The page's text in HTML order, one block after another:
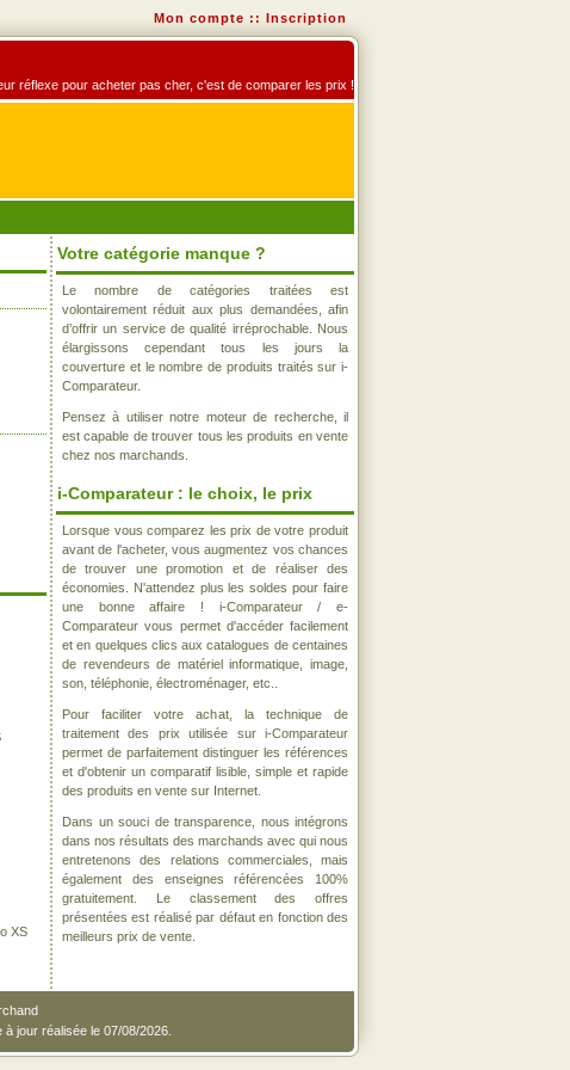
Mon compte :: Inscription
réflexe pour acheter pas cher, c'est de comparer les prix !
XS
Votre catégorie manque ?
Le nombre de catégories traitées est
volontairement réduit aux plus demandées, afin
d’offrir un service de qualité irréprochable. Nous
élargissons cependant tous les jours la
couverture et le nombre de produits traités sur i-
Comparateur.
Pensez à utiliser notre moteur de recherche, il
est capable de trouver tous les produits en vente
chez nos marchands.
i-Comparateur : le choix, le prix
Lorsque vous comparez les prix de votre produit
avant de l'acheter, vous augmentez vos chances
de trouver une promotion et de réaliser des
économies. N'attendez plus les soldes pour faire
une bonne affaire ! i-Comparateur / e-
Comparateur vous permet d'accéder facilement
et en quelques clics aux catalogues de centaines
de revendeurs de matériel informatique, image,
son, téléphonie, électroménager, etc..
Pour faciliter votre achat, la technique de
traitement des prix utilisée sur i-Comparateur
permet de parfaitement distinguer les références
et d'obtenir un comparatif lisible, simple et rapide
des produits en vente sur Internet.
Dans un souci de transparence, nous intégrons
dans nos résultats des marchands avec qui nous
entretenons des relations commerciales, mais
également des enseignes référencées 100%
gratuitement. Le classement des offres
présentées est réalisé par défaut en fonction des
meilleurs prix de vente.
jour réalisée le 07/08/2026.